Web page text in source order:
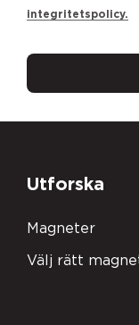
integritetspolicy.
Utforska
Magneter
Välj rätt